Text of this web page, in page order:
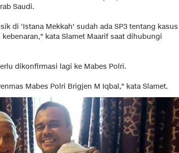
Saudi.
di 'Istana Mekkah' sudah ada SP3 tentang kasus
kata Slamet Maarif saat dihubungi
dikonfirmasi lagi ke Mabes Polri.
Mabes Polri Brigjen M Iqbal," kata Slamet.